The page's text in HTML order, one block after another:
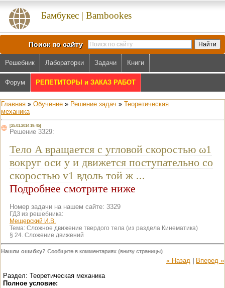
Бамбукес | Bambookes
Поиск по сайту
Решебник Лабораторки Задачи Книги
Форум РЕПЕТИТОРЫ и ЗАКАЗ РАБОТ
Главная » Обучение » Решение задач » Теоретическая
механика
[25.01.2014 19:45]
Решение 3329:
Тело A вращается с угловой скоростью ω1
вокруг оси y и движется поступательно со
скоростью v1 вдоль той ж ...
Подробнее смотрите ниже
Номер задачи на нашем сайте: 3329
ГДЗ из решебника:
Мещерский И.В.
Тема: Сложное движение твердого тела (из раздела Кинематика)
§ 24. Сложение движений
Нашли ошибку? Сообщите в комментариях (внизу страницы)
« Назад
Вперед »
Раздел: Теоретическая механика
Полное условие: